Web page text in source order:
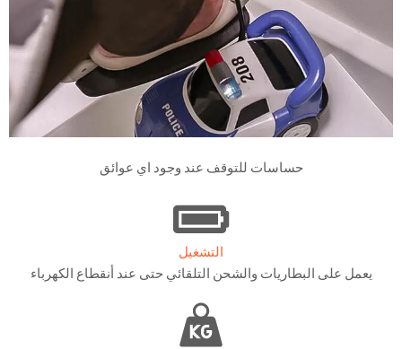
حساسات للتوقف عند وجود اي عوائق
التشغيل
يعمل على البطاريات والشحن التلقائي حتى عند أنقطاع الكهرباء